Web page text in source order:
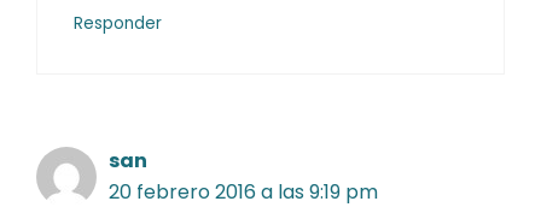
Responder
san
20 febrero 2016 a las 9:19 pm